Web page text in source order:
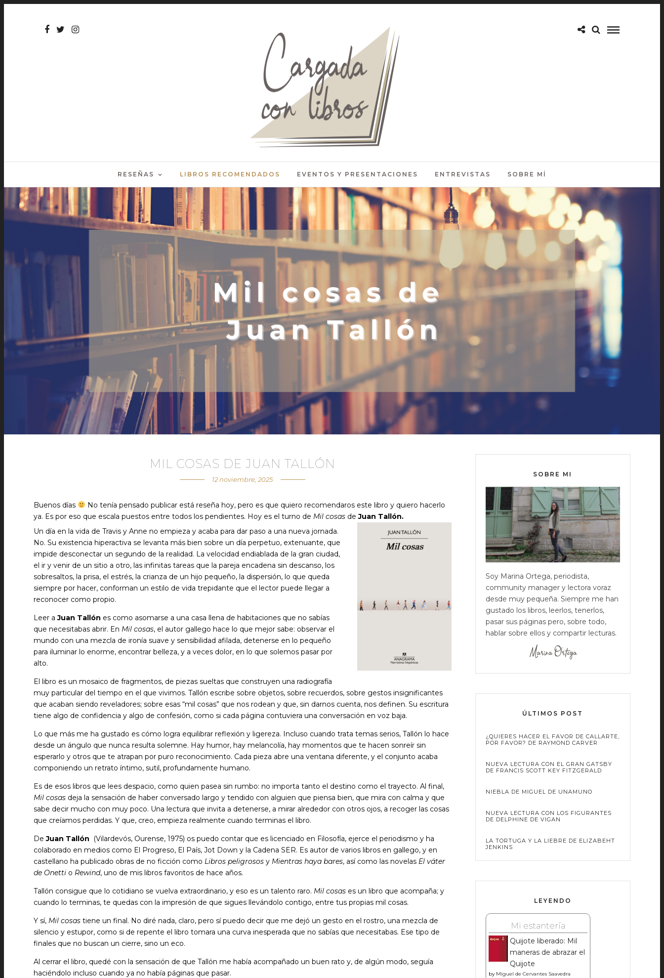
RESEÑAS LIBROS RECOMENDADOS EVENTOS Y PRESENTACIONES ENTREVISTAS SOBRE MÍ
MIL COSAS DE JUAN TALLÓN
12 noviembre, 2025
Buenos días
No tenía pensado publicar está reseña hoy, pero es que quiero recomendaros este libro y quiero hacerlo
ya. Es por eso que escala puestos entre todos los pendientes. Hoy es el turno de Mil cosas deJuan Tallón.
Un día en la vida de Travis y Anne no empieza y acaba para dar paso a una nueva jornada.
No. Su existencia hiperactiva se levanta más bien sobre un día perpetuo, extenuante, que
impide desconectar un segundo de la realidad. La velocidad endiablada de la gran ciudad,
el ir y venir de un sitio a otro, las infinitas tareas que la pareja encadena sin descanso, los
sobresaltos, la prisa, el estrés, la crianza de un hijo pequeño, la dispersión, lo que queda
siempre por hacer, conforman un estilo de vida trepidante que el lector puede llegar a
reconocer como propio.
Leer aJuan Tallón es como asomarse a una casa llena de habitaciones que no sabías
que necesitabas abrir. En Mil cosas, el autor gallego hace lo que mejor sabe: observar el
mundo con una mezcla de ironía suave y sensibilidad afilada, detenerse en lo pequeño
para iluminar lo enorme, encontrar belleza, y a veces dolor, en lo que solemos pasar por
alto.
El libro es un mosaico de fragmentos, de piezas sueltas que construyen una radiografía
muy particular del tiempo en el que vivimos. Tallón escribe sobre objetos, sobre recuerdos, sobre gestos insignificantes
que acaban siendo reveladores; sobre esas “mil cosas” que nos rodean y que, sin darnos cuenta, nos definen. Su escritura
tiene algo de confidencia y algo de confesión, como si cada página contuviera una conversación en voz baja.
Lo que más me ha gustado es cómo logra equilibrar reflexión y ligereza. Incluso cuando trata temas serios, Tallón lo hace
desde un ángulo que nunca resulta solemne. Hay humor, hay melancolía, hay momentos que te hacen sonreír sin
esperarlo y otros que te atrapan por puro reconocimiento. Cada pieza abre una ventana diferente, y el conjunto acaba
componiendo un retrato íntimo, sutil, profundamente humano.
Es de esos libros que lees despacio, como quien pasea sin rumbo: no importa tanto el destino como el trayecto. Al final,
Mil cosas deja la sensación de haber conversado largo y tendido con alguien que piensa bien, que mira con calma y que
sabe decir mucho con muy poco. Una lectura que invita a detenerse, a mirar alrededor con otros ojos, a recoger las cosas
que creíamos perdidas. Y que, creo, empieza realmente cuando terminas el libro.
DeJuan Tallón
(Vilardevós, Ourense, 1975) os puedo contar que es licenciado en Filosofía, ejerce el periodismo y ha
colaborado en medios como El Progreso, El País, Jot Down y la Cadena SER. Es autor de varios libros en gallego, y en
castellano ha publicado obras de no ficción como Libros peligrosos y Mientras haya bares, así como las novelas El váter
de Onetti o Rewind, uno de mis libros favoritos de hace años.
Tallón consigue que lo cotidiano se vuelva extraordinario, y eso es un talento raro. Mil cosas es un libro que acompaña; y
cuando lo terminas, te quedas con la impresión de que sigues llevándolo contigo, entre tus propias mil cosas.
Y sí, Mil cosas tiene un final. No diré nada, claro, pero sí puedo decir que me dejó un gesto en el rostro, una mezcla de
silencio y estupor, como si de repente el libro tomara una curva inesperada que no sabías que necesitabas. Ese tipo de
finales que no buscan un cierre, sino un eco.
Al cerrar el libro, quedé con la sensación de que Tallón me había acompañado un buen rato y, de algún modo, seguía
haciéndolo incluso cuando ya no había páginas que pasar.
SOBRE MI
Soy Marina Ortega, periodista,
community manager y lectora voraz
desde muy pequeña. Siempre me han
gustado los libros, leerlos, tenerlos,
pasar sus páginas pero, sobre todo,
hablar sobre ellos y compartir lecturas.
ÚLTIMOS POST
¿QUIERES HACER EL FAVOR DE CALLARTE,
POR FAVOR? DE RAYMOND CARVER
NUEVA LECTURA CON EL GRAN GATSBY
DE FRANCIS SCOTT KEY FITZGERALD
NIEBLA DE MIGUEL DE UNAMUNO
NUEVA LECTURA CON LOS FIGURANTES
DE DELPHINE DE VIGAN
LA TORTUGA Y LA LIEBRE DE ELIZABEHT
JENKINS
LEYENDO
Mi estantería
Quijote liberado: Mil
maneras de abrazar el
Quijote
by Miguel de Cervantes Saavedra